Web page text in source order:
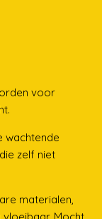
voor
wachtende
zelf niet
materialen,